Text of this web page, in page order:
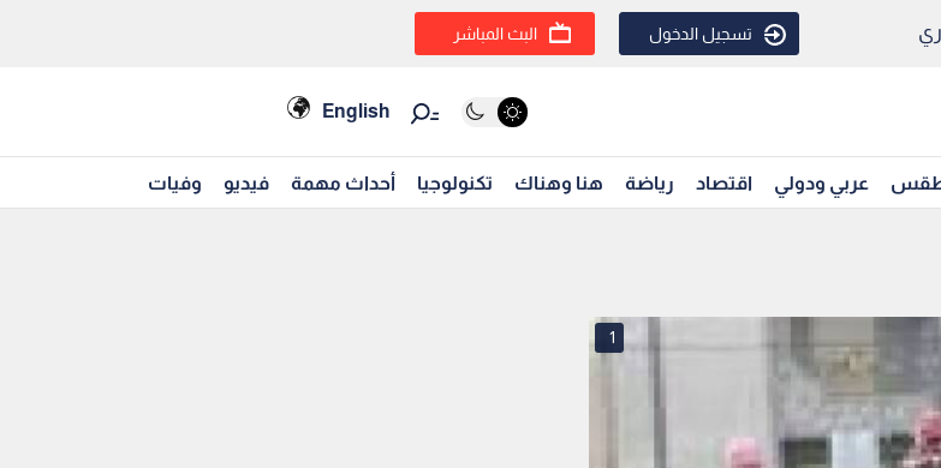
تسجيل الدخول البث المباشر
English
عربي ودولي اقتصاد رياضة هنا وهناك تكنولوجيا أحداث مهمة فيديو وفيات
1